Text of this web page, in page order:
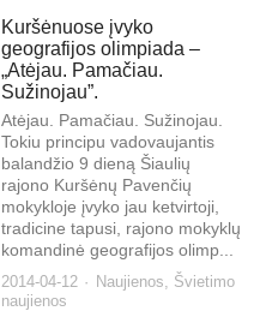
Kuršėnuose įvyko
geografijos olimpiada –
„Atėjau. Pamačiau.
Sužinojau”.
Atėjau. Pamačiau. Sužinojau.
Tokiu principu vadovaujantis
balandžio 9 dieną Šiaulių
rajono Kuršėnų Pavenčių
mokykloje įvyko jau ketvirtoji,
tradicine tapusi, rajono mokyklų
komandinė geografijos olimp...
2014-04-12 Naujienos
Švietimo
naujienos